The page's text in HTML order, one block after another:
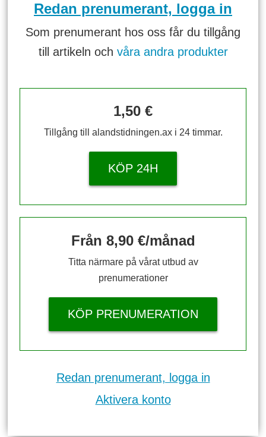
Redan prenumerant, logga in
Som prenumerant hos oss får du tillgång
till artikeln och våra andra produkter
1,50 €
Tillgång till alandstidningen.ax i 24 timmar.
KÖP 24H
Från 8,90 €/månad
Titta närmare på vårat utbud av
prenumerationer
KÖP PRENUMERATION
Redan prenumerant, logga in
Aktivera konto